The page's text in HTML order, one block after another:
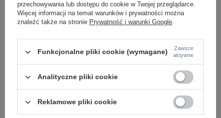
przechowywania lub dostępu do cookie w Twojej przeglądarce.
Więcej informacji na temat warunków i prywatności można
znaleźć także na stronie Prywatność i warunki Google.
Funkcjonalne pliki cookie (wymagane)
Zawsze
aktywne
Analityczne pliki cookie
Reklamowe pliki cookie